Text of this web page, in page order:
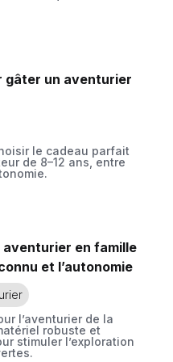
gâter un aventurier
le cadeau parfait
de 8–12 ans, entre
en famille
et l’autonomie
l’aventurier de la
robuste et
stimuler l’exploration